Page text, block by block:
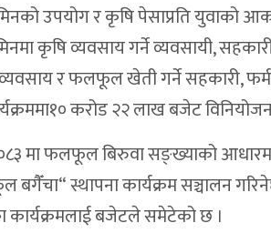
उपयोग र कृषि पेसाप्रति युवाको
कृषि व्यवसाय गर्ने व्यवसायी,
र फलफूल खेती गर्ने सहकारी,
करोड २२ लाख बजेट
मा फलफूल बिरुवा सङ्ख्याको
स्थापना कार्यक्रम सञ्चालन
कार्यक्रमलाई बजेटले समेटेको छ ।